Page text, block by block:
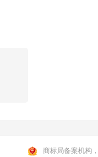
商标局备案机构